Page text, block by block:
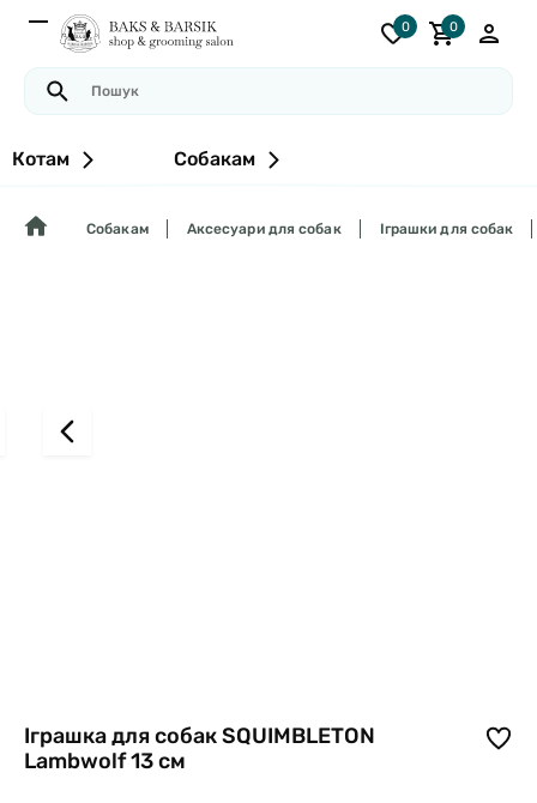
0 0
Котам Собакам
Собакам Аксесуари для собак Іграшки для собак
Іграшка для собак SQUIMBLETON
Lambwolf 13 см